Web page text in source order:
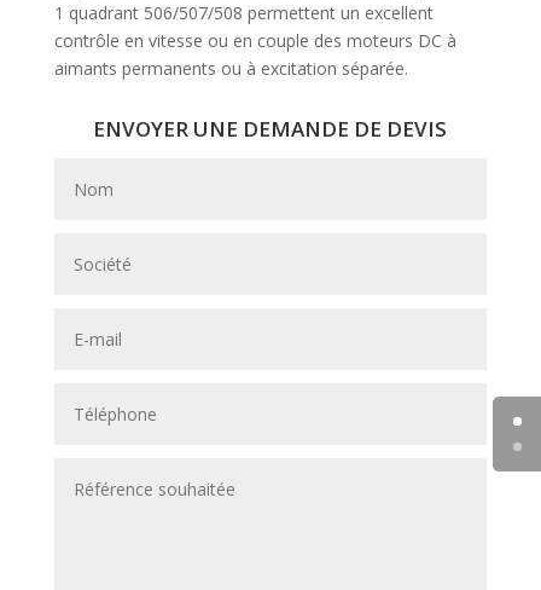
1 quadrant 506/507/508 permettent un excellent
contrôle en vitesse ou en couple des moteurs DC à
aimants permanents ou à excitation séparée.
ENVOYER UNE DEMANDE DE DEVIS